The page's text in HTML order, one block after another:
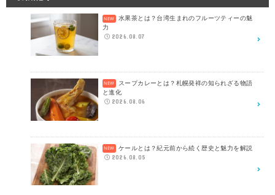
水果茶とは？台湾生まれのフルーツティーの魅
力
2026.08.07
スープカレーとは？札幌発祥の知られざる物語
と進化
2026.08.06
ケールとは？紀元前から続く歴史と魅力を解説
2026.08.05